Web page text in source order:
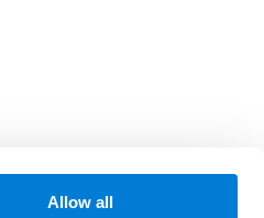
Allow all